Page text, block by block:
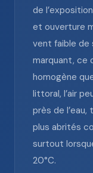
de
et ouverture
vent faible de
marquant, ce
homogène
littoral, l’air
près de
plus abrités
surtout
20°C.